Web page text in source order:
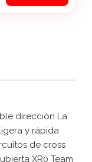
dirección La
y rápida
de cross
XR0 Team